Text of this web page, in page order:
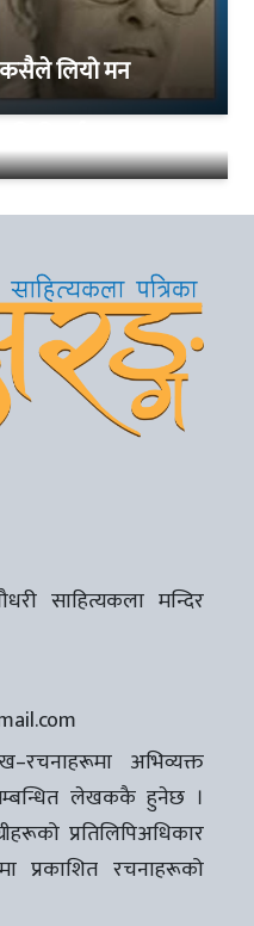
लियो मन
साहित्यकला मन्दिर
अभिव्यक्त
सम्बन्धित लेखककै हुनेछ ।
प्रतिलिपिअधिकार
प्रकाशित रचनाहरूको